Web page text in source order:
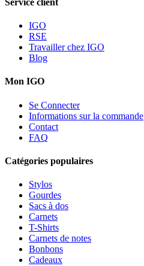
IGO
RSE
Travailler chez IGO
Blog
Mon IGO
Se Connecter
Informations sur la commande
Contact
FAQ
Catégories populaires
Stylos
Gourdes
Sacs à dos
Carnets
T-Shirts
Carnets de notes
Bonbons
Cadeaux